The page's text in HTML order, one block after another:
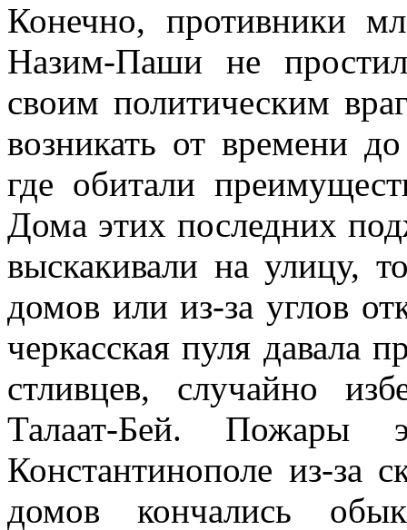
Конечно, противники
Назим-Паши не
своим политическим
возникать от време­ни
где обита­ли
Дома этих последних
выскакивали на улицу,
домов или из-за углов
черкасская пуля давала
стливцев, случайно
Талаат-Бей.
Константинополе из-за
домов кончались